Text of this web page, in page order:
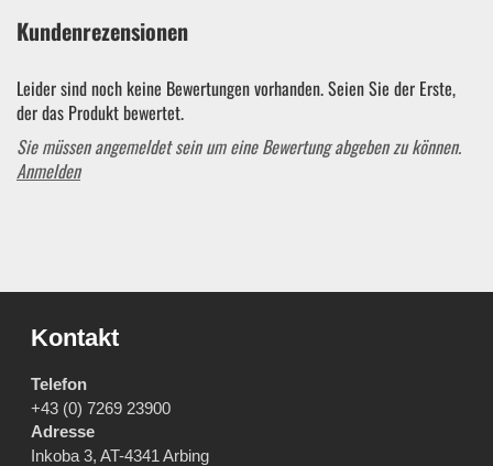
Kundenrezensionen
Leider sind noch keine Bewertungen vorhanden. Seien Sie der Erste,
der das Produkt bewertet.
Sie müssen angemeldet sein um eine Bewertung abgeben zu können.
Anmelden
Kontakt
Telefon
+43 (0) 7269 23900
Adresse
Inkoba 3, AT-4341 Arbing